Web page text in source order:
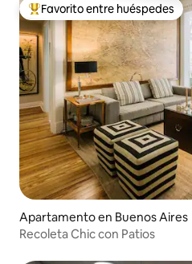
Favorito entre huéspedes
Favorito entre huéspedes
Apartamento en Buenos Aires
Recoleta Chic con Patios